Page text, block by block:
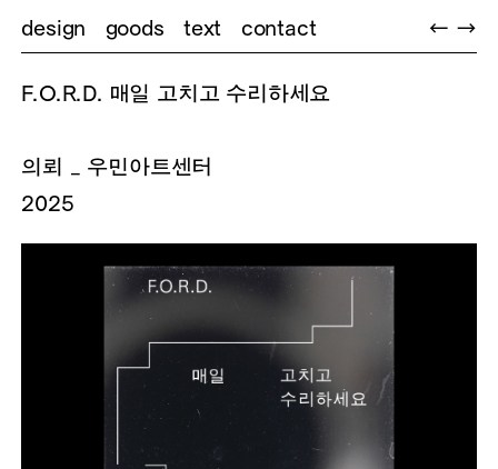
design goods text contact ← →
F.O.R.D. 매일 고치고 수리하세요
의뢰 _ 우민아트센터
2025